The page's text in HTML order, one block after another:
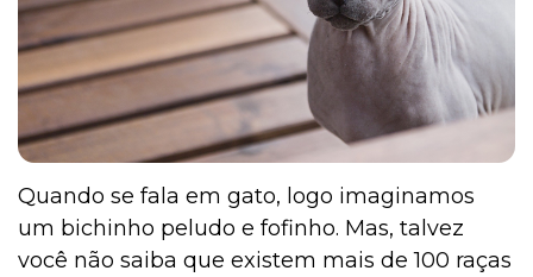
Quando se fala em gato, logo imaginamos
um bichinho peludo e fofinho. Mas, talvez
você não saiba que existem mais de 100 raças